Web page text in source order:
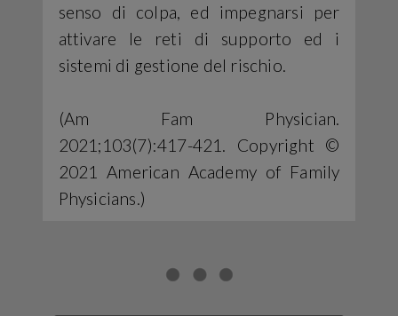
senso di colpa, ed impegnarsi per
attivare le reti di supporto ed i
sistemi di gestione del rischio.
(Am Fam Physician.
2021;103(7):417-421. Copyright ©
2021 American Academy of Family
Physicians.)